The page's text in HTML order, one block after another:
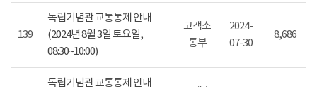
139
독립기념관 교통통제 안내
(2024년 8월 3일 토요일,
08:30~10:00)
고객소
통부
2024-
07-30
8,686
독립기념관 교통통제 안내